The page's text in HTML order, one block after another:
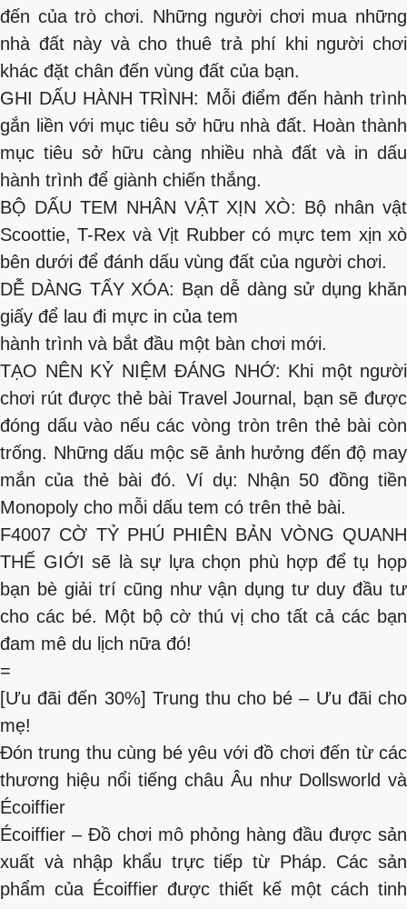
đến của trò chơi. Những người chơi mua những
nhà đất này và cho thuê trả phí khi người chơi
khác đặt chân đến vùng đất của bạn.
GHI DẤU HÀNH TRÌNH: Mỗi điểm đến hành trình
gắn liền với mục tiêu sở hữu nhà đất. Hoàn thành
mục tiêu sở hữu càng nhiều nhà đất và in dấu
hành trình để giành chiến thắng.
BỘ DẤU TEM NHÂN VẬT XỊN XÒ: Bộ nhân vật
Scoottie, T-Rex và Vịt Rubber có mực tem xịn xò
bên dưới để đánh dấu vùng đất của người chơi.
DỄ DÀNG TẨY XÓA: Bạn dễ dàng sử dụng khăn
giấy để lau đi mực in của tem
hành trình và bắt đầu một bàn chơi mới.
TẠO NÊN KỶ NIỆM ĐÁNG NHỚ: Khi một người
chơi rút được thẻ bài Travel Journal, bạn sẽ được
đóng dấu vào nếu các vòng tròn trên thẻ bài còn
trống. Những dấu mộc sẽ ảnh hưởng đến độ may
mắn của thẻ bài đó. Ví dụ: Nhận 50 đồng tiền
Monopoly cho mỗi dấu tem có trên thẻ bài.
F4007 CỜ TỶ PHÚ PHIÊN BẢN VÒNG QUANH
THẾ GIỚI sẽ là sự lựa chọn phù hợp để tụ họp
bạn bè giải trí cũng như vận dụng tư duy đầu tư
cho các bé. Một bộ cờ thú vị cho tất cả các bạn
đam mê du lịch nữa đó!
=
[Ưu đãi đến 30%] Trung thu cho bé – Ưu đãi cho
mẹ!
Đón trung thu cùng bé yêu với đồ chơi đến từ các
thương hiệu nổi tiếng châu Âu như Dollsworld và
Écoiffier
Écoiffier – Đồ chơi mô phỏng hàng đầu được sản
xuất và nhập khẩu trực tiếp từ Pháp. Các sản
phẩm của Écoiffier được thiết kế một cách tinh